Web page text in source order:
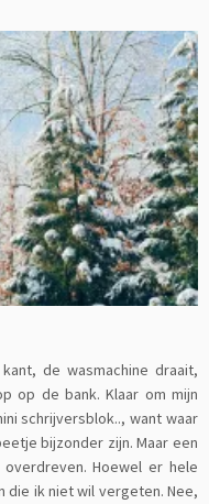
de wasmachine draait,
op de bank. Klaar om mijn
schrijversblok.., want waar
bijzonder zijn. Maar een
Hoewel er hele
die ik niet wil vergeten. Nee,